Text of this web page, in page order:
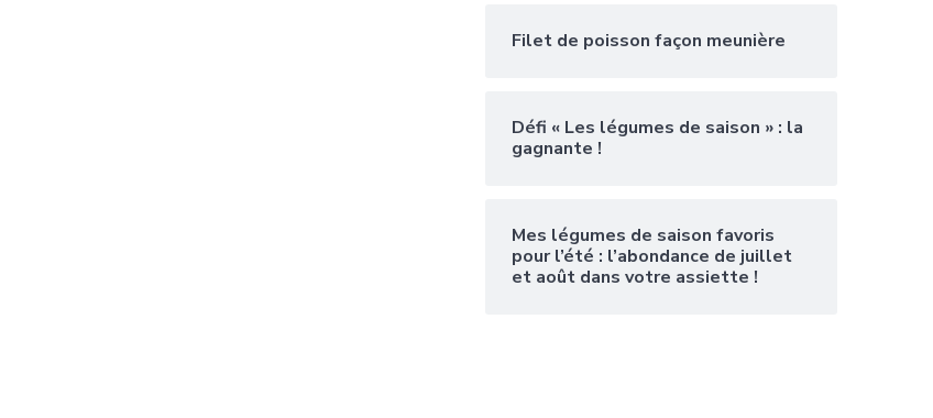
Filet de poisson façon meunière
Défi « Les légumes de saison » : la
gagnante !
Mes légumes de saison favoris
pour l’été : l’abondance de juillet
et août dans votre assiette !